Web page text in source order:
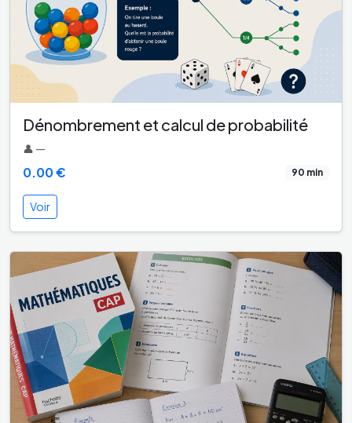
Dénombrement et calcul de probabilité
👤 —
0.00 € 90 min
Voir